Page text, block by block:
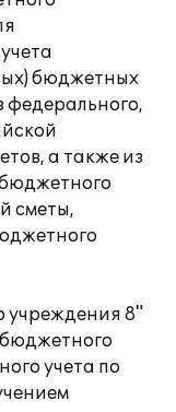
бюджетных
а также из
сметы,
учреждения 8"
учета по